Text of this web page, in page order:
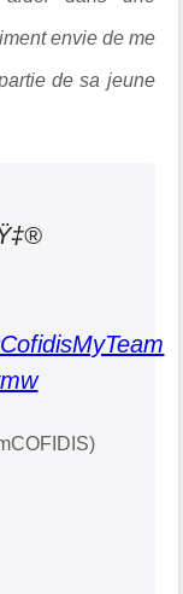
envie de me
de sa jeune